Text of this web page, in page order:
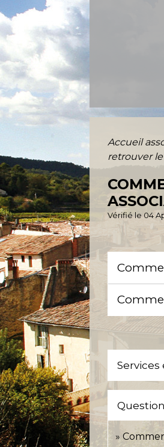
Accueil
retrouver
Vérifié le 04